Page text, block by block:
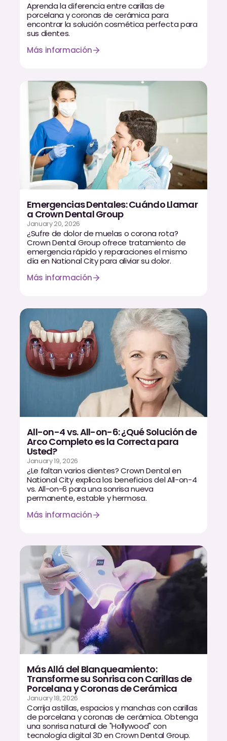
Aprenda la diferencia entre carillas de
porcelana y coronas de cerámica para
encontrar la solución cosmética perfecta para
sus dientes.
Más información
Emergencias Dentales: Cuándo Llamar
a Crown Dental Group
January 20, 2026
¿Sufre de dolor de muelas o corona rota?
Crown Dental Group ofrece tratamiento de
emergencia rápido y reparaciones el mismo
día en National City para aliviar su dolor.
Más información
All-on-4 vs. All-on-6: ¿Qué Solución de
Arco Completo es la Correcta para
Usted?
January 19, 2026
¿Le faltan varios dientes? Crown Dental en
National City explica los beneficios del All-on-4
vs. All-on-6 para una sonrisa nueva
permanente, estable y hermosa.
Más información
Más Allá del Blanqueamiento:
Transforme su Sonrisa con Carillas de
Porcelana y Coronas de Cerámica
January 18, 2026
Corrija astillas, espacios y manchas con carillas
de porcelana y coronas de cerámica. Obtenga
una sonrisa natural de "Hollywood" con
tecnología digital 3D en Crown Dental Group.